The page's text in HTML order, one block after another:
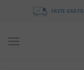
FRETE GRÁTIS